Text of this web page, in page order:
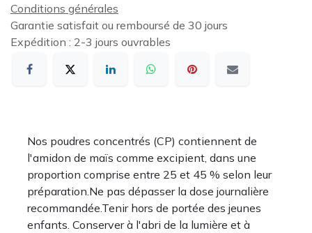
Conditions générales
Garantie satisfait ou remboursé de 30 jours
Expédition : 2-3 jours ouvrables
Nos poudres concentrés (CP) contiennent de
l'amidon de maïs comme excipient, dans une
proportion comprise entre 25 et 45 % selon leur
préparation.Ne pas dépasser la dose journalière
recommandée.Tenir hors de portée des jeunes
enfants. Conserver à l'abri de la lumière et à